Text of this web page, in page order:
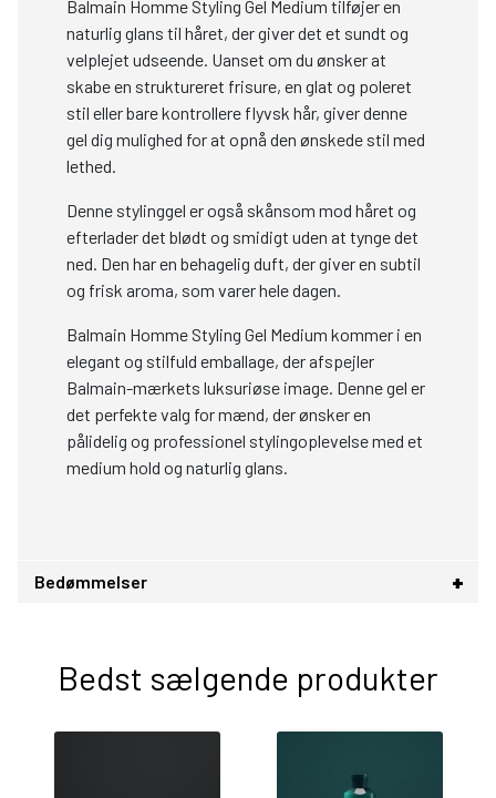
Balmain Homme Styling Gel Medium tilføjer en
naturlig glans til håret, der giver det et sundt og
velplejet udseende. Uanset om du ønsker at
skabe en struktureret frisure, en glat og poleret
stil eller bare kontrollere flyvsk hår, giver denne
gel dig mulighed for at opnå den ønskede stil med
lethed.
Denne stylinggel er også skånsom mod håret og
efterlader det blødt og smidigt uden at tynge det
ned. Den har en behagelig duft, der giver en subtil
og frisk aroma, som varer hele dagen.
Balmain Homme Styling Gel Medium kommer i en
elegant og stilfuld emballage, der afspejler
Balmain-mærkets luksuriøse image. Denne gel er
det perfekte valg for mænd, der ønsker en
pålidelig og professionel stylingoplevelse med et
medium hold og naturlig glans.
Bedømmelser
Bedst sælgende produkter